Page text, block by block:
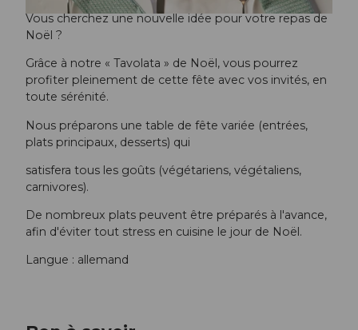
Vous cherchez une nouvelle idée pour votre repas de
Noël ?
Grâce à notre « Tavolata » de Noël, vous pourrez
profiter pleinement de cette fête avec vos invités, en
toute sérénité.
Nous préparons une table de fête variée (entrées,
plats principaux, desserts) qui
satisfera tous les goûts (végétariens, végétaliens,
carnivores).
De nombreux plats peuvent être préparés à l'avance,
afin d'éviter tout stress en cuisine le jour de Noël.
Langue : allemand